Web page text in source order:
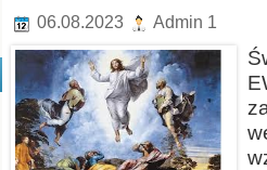
06.08.2023 Admin 1